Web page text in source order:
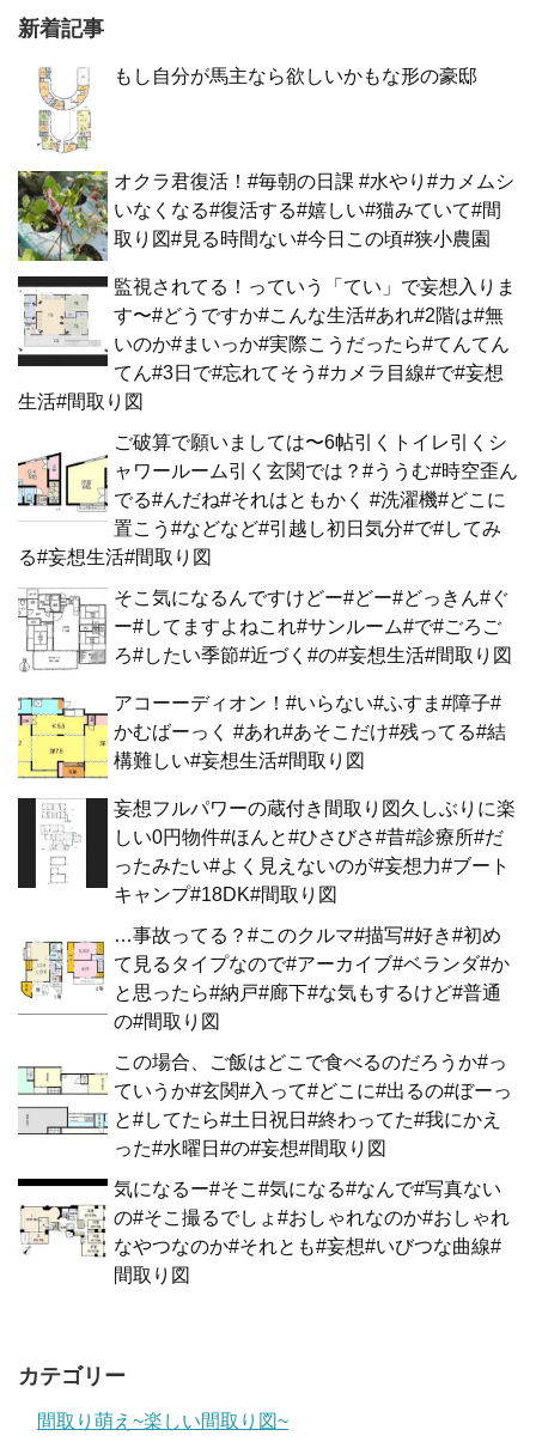
新着記事
もし自分が馬主なら欲しいかもな形の豪邸
オクラ君復活！#毎朝の日課 #水やり#カメムシ
いなくなる#復活する#嬉しい#猫みていて#間
取り図#見る時間ない#今日この頃#狭小農園
監視されてる！っていう「てい」で妄想入りま
す〜#どうですか#こんな生活#あれ#2階は#無
いのか#まいっか#実際こうだったら#てんてん
てん#3日で#忘れてそう#カメラ目線#で#妄想
生活#間取り図
ご破算で願いましては〜6帖引くトイレ引くシ
ャワールーム引く玄関では？#ううむ#時空歪ん
でる#んだね#それはともかく #洗濯機#どこに
置こう#などなど#引越し初日気分#で#してみ
る#妄想生活#間取り図
そこ気になるんですけどー#どー#どっきん#ぐ
ー#してますよねこれ#サンルーム#で#ごろご
ろ#したい季節#近づく#の#妄想生活#間取り図
アコーーディオン！#いらない#ふすま#障子#
かむばーっく #あれ#あそこだけ#残ってる#結
構難しい#妄想生活#間取り図
妄想フルパワーの蔵付き間取り図久しぶりに楽
しい0円物件#ほんと#ひさびさ#昔#診療所#だ
ったみたい#よく見えないのが#妄想力#ブート
キャンプ#18DK#間取り図
…事故ってる？#このクルマ#描写#好き#初め
て見るタイプなので#アーカイブ#ベランダ#か
と思ったら#納戸#廊下#な気もするけど#普通
の#間取り図
この場合、ご飯はどこで食べるのだろうか#っ
ていうか#玄関#入って#どこに#出るの#ぼーっ
と#してたら#土日祝日#終わってた#我にかえ
った#水曜日#の#妄想#間取り図
気になるー#そこ#気になる#なんで#写真ない
の#そこ撮るでしょ#おしゃれなのか#おしゃれ
なやつなのか#それとも#妄想#いびつな曲線#
間取り図
カテゴリー
間取り萌え~楽しい間取り図~